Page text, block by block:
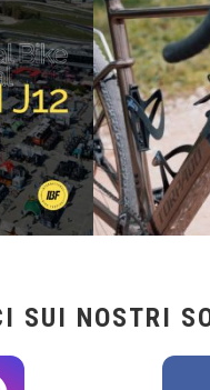
1
SUI NOSTRI